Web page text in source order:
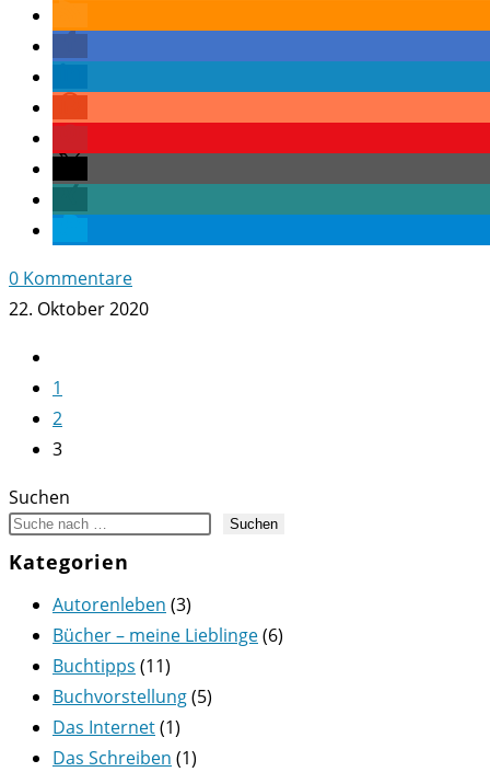
0 Kommentare
22. Oktober 2020
vorherigen
Seite
1
2
3
Suchen
Suchen
Kategorien
Autorenleben (3)
Bücher – meine Lieblinge(6)
Buchtipps (11)
Buchvorstellung(5)
Das Internet(1)
Das Schreiben (1)